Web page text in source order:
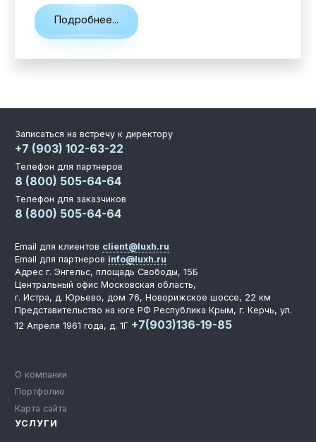
Подробнее...
Записаться на встречу к директору
+7 (903) 102-63-22
Телефон для партнеров
8 (800) 505-64-64
Телефон для заказчиков
8 (800) 505-64-64
О компании
Портфолио
Карта сайта
УСЛУГИ
Email для клиентов client@luxh.ru
Email для партнеров info@luxh.ru
Адрес г. Энгельс, площадь Свободы, 15Б
Центральный офис Московская область,
г. Истра, д. Юрьево, дом 76, Новорижское шоссе, 22 км
Представительство на юге РФ Республика Крым, г. Керчь, ул.
12 Апреля 1961 года, д. 1Г +7(903)136-19-85